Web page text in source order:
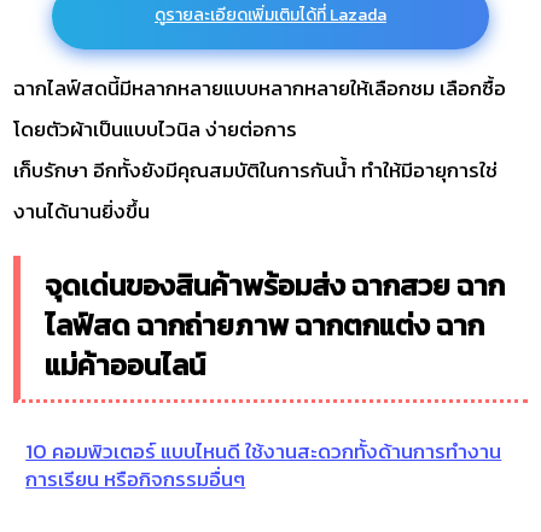
ดูรายละเอียดเพิ่มเติมได้ที่ Lazada
ฉากไลฟ์สดนี้มีหลากหลายแบบหลากหลายให้เลือกชม เลือกซื้อ
โดยตัวผ้าเป็นแบบไวนิล ง่ายต่อการ
เก็บรักษา อีกทั้งยังมีคุณสมบัติในการกันน้ำ ทำให้มีอายุการใช่
งานได้นานยิ่งขึ้น
จุดเด่นของสินค้าพร้อมส่ง ฉากสวย ฉาก
ไลฟ์สด ฉากถ่ายภาพ ฉากตกแต่ง ฉาก
แม่ค้าออนไลน์
10 คอมพิวเตอร์ แบบไหนดี ใช้งานสะดวกทั้งด้านการทำงาน
การเรียน หรือกิจกรรมอื่นๆ